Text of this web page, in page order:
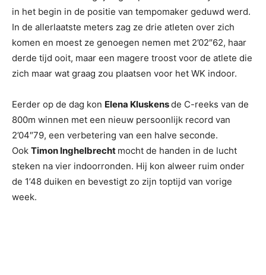
in het begin in de positie van tempomaker geduwd werd.
In de allerlaatste meters zag ze drie atleten over zich
komen en moest ze genoegen nemen met 2’02″62, haar
derde tijd ooit, maar een magere troost voor de atlete die
zich maar wat graag zou plaatsen voor het WK indoor.
Eerder op de dag kon Elena Kluskensde C-reeks van de
800m winnen met een nieuw persoonlijk record van
2’04″79, een verbetering van een halve seconde.
Ook Timon Inghelbrecht mocht de handen in de lucht
steken na vier indoorronden. Hij kon alweer ruim onder
de 1’48 duiken en bevestigt zo zijn toptijd van vorige
week.